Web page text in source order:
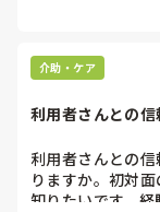
介助・ケア
利用者さんとの信
利用者さんとの
りますか。初対
知りたいです。経